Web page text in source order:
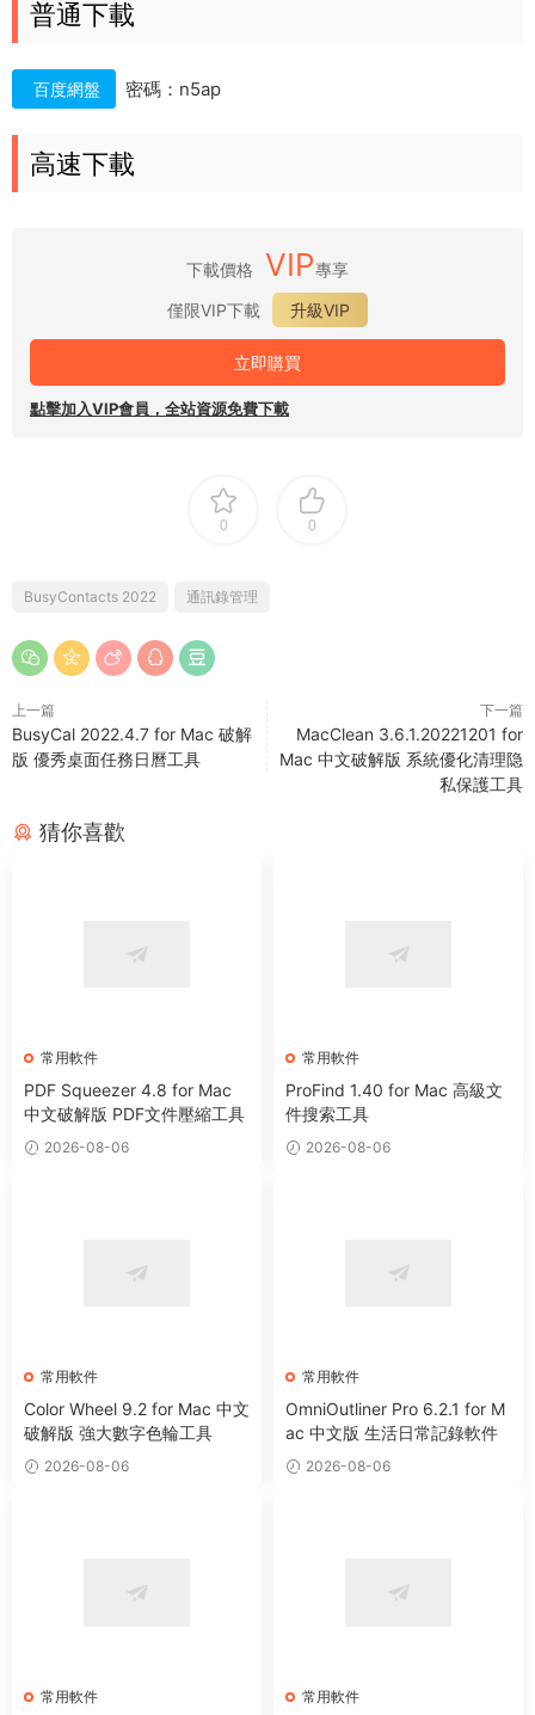
普通下載
百度網盤 密碼：n5ap
高速下載
下載價格 VIP專享
僅限VIP下載
升級VIP
立即購買
點擊加入VIP會員，全站資源免費下載
0 0
BusyContacts 2022 通訊錄管理
上一篇
BusyCal 2022.4.7 for Mac 破解
版 優秀桌面任務日曆工具
下一篇
MacClean 3.6.1.20221201 for
Mac 中文破解版 系統優化清理隐
私保護工具
猜你喜歡
常用軟件
PDF Squeezer 4.8 for Mac
中文破解版 PDF文件壓縮工具
2026-08-06
常用軟件
ProFind 1.40 for Mac 高級文
件搜索工具
2026-08-06
常用軟件
Color Wheel 9.2 for Mac 中文
破解版 強大數字色輪工具
2026-08-06
常用軟件
OmniOutliner Pro 6.2.1 for M
ac 中文版 生活日常記錄軟件
2026-08-06
常用軟件 常用軟件